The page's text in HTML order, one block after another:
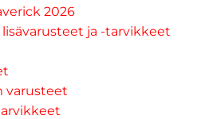
2026
ja -tarvikkeet
varusteet